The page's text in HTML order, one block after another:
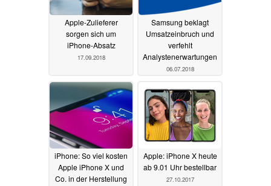
Apple-Zulieferer
sorgen sich um
iPhone-Absatz
17.09.2018
Samsung beklagt
Umsatzeinbruch und
verfehlt
Analystenerwartungen
06.07.2018
iPhone: So viel kosten
Apple iPhone X und
Co. in der Herstellung
Apple: iPhone X heute
ab 9.01 Uhr bestellbar
27.10.2017